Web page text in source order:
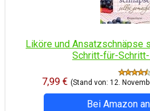
Liköre und Ansatzschnäpse
Schritt-für-
7,99 € (Stand von: 12.
Bei Amazon